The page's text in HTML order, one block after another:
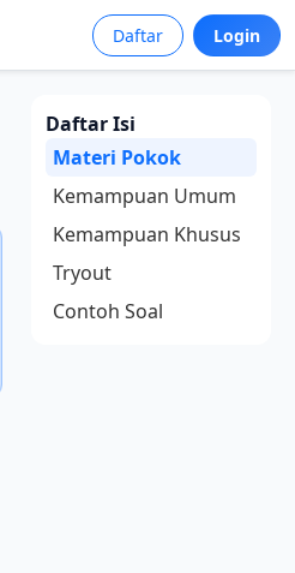
Daftar Login
Daftar Isi
Materi Pokok
Kemampuan Umum
Kemampuan Khusus
Tryout
Contoh Soal